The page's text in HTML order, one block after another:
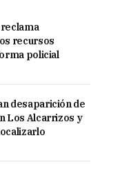
recursos
policial
desaparición de
Los Alcarrizos y